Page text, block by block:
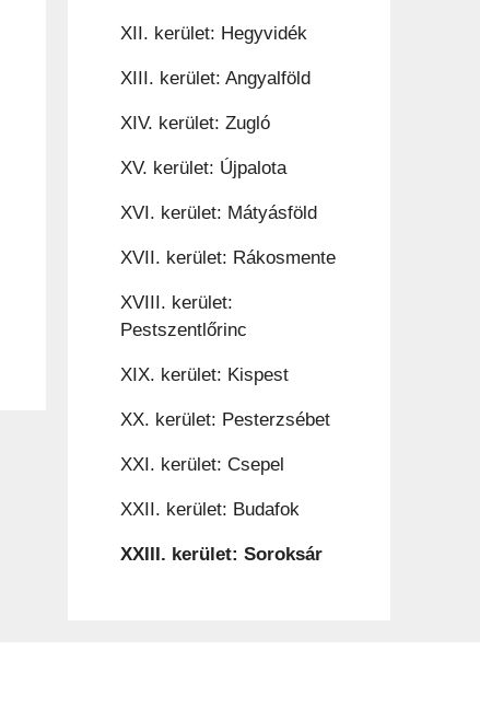
XII. kerület: Hegyvidék
XIII. kerület: Angyalföld
XIV. kerület: Zugló
XV. kerület: Újpalota
XVI. kerület: Mátyásföld
XVII. kerület: Rákosmente
XVIII. kerület:
Pestszentlőrinc
XIX. kerület: Kispest
XX. kerület: Pesterzsébet
XXI. kerület: Csepel
XXII. kerület: Budafok
XXIII. kerület: Soroksár